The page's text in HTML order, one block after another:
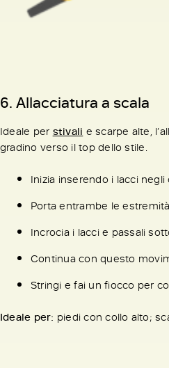
6. Allacciatura a scala
Ideale per stivali e scarpe alte,
gradino verso il top dello stile.
Inizia inserendo i lacci negli
Porta entrambe le
Incrocia i lacci e passali
Continua con questo
Stringi e fai un fiocco per
Ideale per: piedi con collo alto;